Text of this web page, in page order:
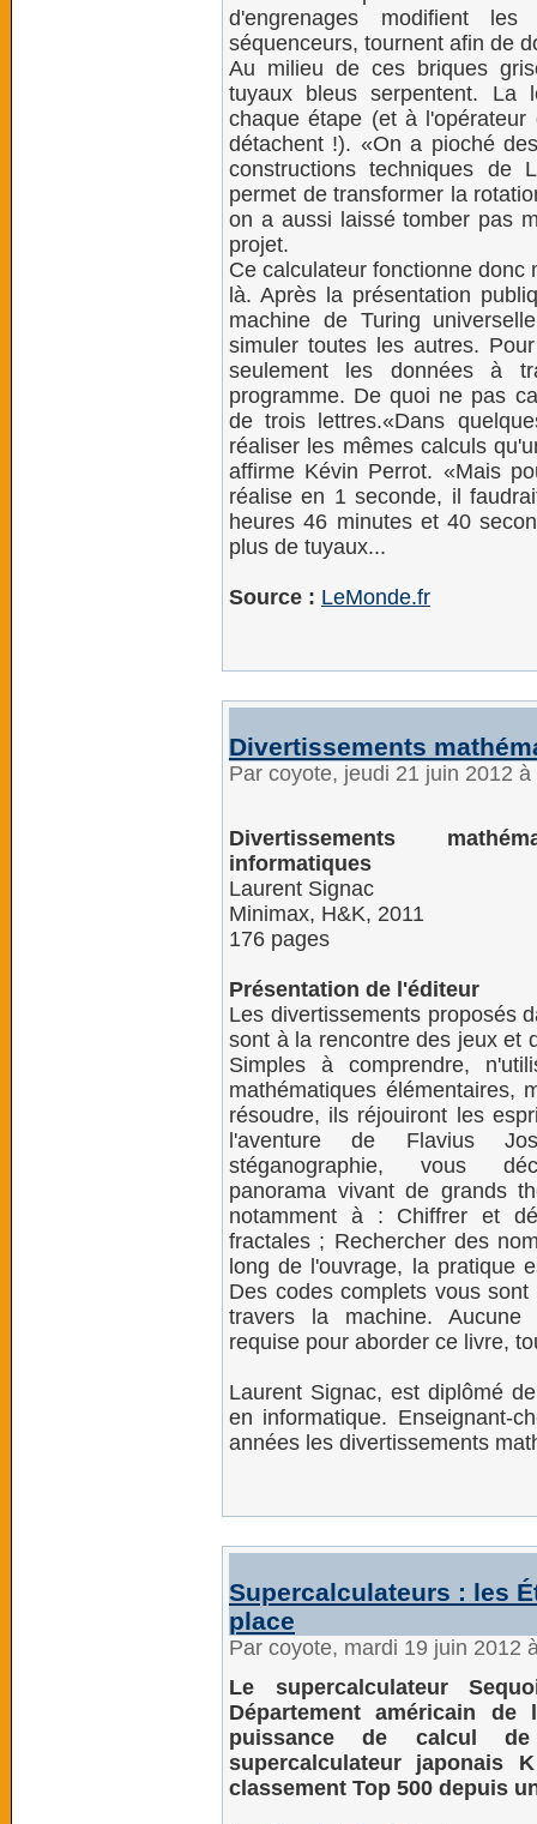
d'engrenages modifient
séquenceurs, tournent afin de
Au milieu de ces briques
tuyaux bleus serpentent. La
chaque étape (et à
détachent !). «On a pioché
constructions techniques de
permet de transformer la
on a aussi laissé tomber pas
projet.
Ce calculateur fonctionne donc
là. Après la présentation
machine de Turing
simuler toutes les autres.
seulement les données à
programme. De quoi ne pas
de trois lettres.«Dans
réaliser les mêmes calculs
affirme Kévin Perrot. «Mais
réalise en 1 seconde, il
heures 46 minutes et 40
plus de tuyaux...
Source : LeMonde.fr
Divertissements
Par coyote, jeudi 21 juin 2012
Divertissements
informatiques
Laurent Signac
Minimax, H&K, 2011
176 pages
Présentation de l'éditeur
Les divertissements proposés
sont à la rencontre des jeux et
Simples à comprendre,
mathématiques élémentaires,
résoudre, ils réjouiront les
l'aventure de Flavius
stéganographie, vous
panorama vivant de grands
notamment à : Chiffrer et
fractales ; Rechercher des
long de l'ouvrage, la pratique
Des codes complets vous
travers la machine. Aucune
requise pour aborder ce livre,
Laurent Signac, est diplômé
en informatique. Enseignant-
années les divertissements
Supercalculateurs : les
place
Par coyote, mardi 19 juin 2012
Le supercalculateur
Département américain
puissance de calcul
supercalculateur japonais
classement Top 500 depuis